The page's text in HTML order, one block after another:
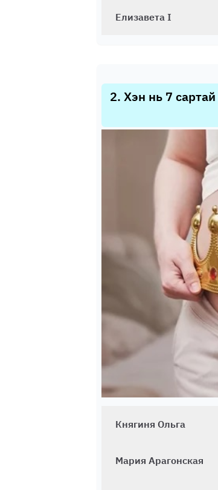
Елизавета I
2.Хэн нь 7
Княгиня Ольга
Мария Арагонская